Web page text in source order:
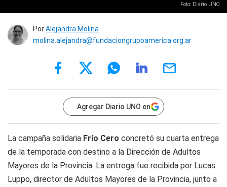
Foto: Diario UNO
PorAlejandra Molina
molina.alejandra@fundaciongrupoamerica.org.ar
Agregar Diario UNO en
La campaña solidaria Frío Cero concretó su cuarta entrega
de la temporada con destino a la Dirección de Adultos
Mayores de la Provincia. La entrega fue recibida por Lucas
Luppo, director de Adultos Mayores de la Provincia, junto a